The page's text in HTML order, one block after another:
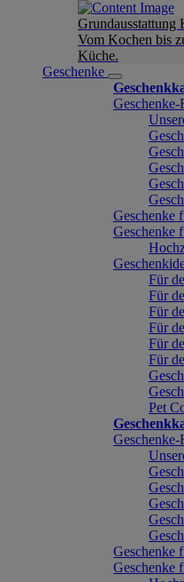
Grundausstattung
Vom Kochen bis
Küche.
Geschenke
Geschenke-
Geschenke
Geschenke
Für
Für
Für
Für
Für
Für
Pet
Geschenke-
Geschenke
Geschenke